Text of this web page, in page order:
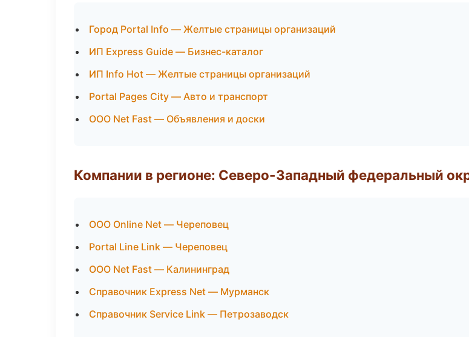
Город Portal Info — Желтые страницы организаций
ИП Express Guide — Бизнес-каталог
ИП Info Hot — Желтые страницы организаций
Portal Pages City — Авто и транспорт
ООО Net Fast — Объявления и доски
Компании в регионе: Северо-Западный федеральный
ООО Online Net — Череповец
Portal Line Link — Череповец
ООО Net Fast — Калининград
Справочник Express Net — Мурманск
Справочник Service Link — Петрозаводск